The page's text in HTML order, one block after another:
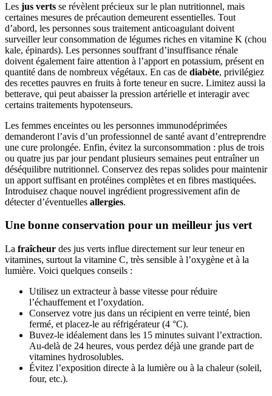
Les jus verts se révèlent précieux sur le plan nutritionnel, mais
certaines mesures de précaution demeurent essentielles. Tout
d’abord, les personnes sous traitement anticoagulant doivent
surveiller leur consommation de légumes riches en vitamine K (chou
kale, épinards). Les personnes souffrant d’insuffisance rénale
doivent également faire attention à l’apport en potassium, présent en
quantité dans de nombreux végétaux. En cas de diabète, privilégiez
des recettes pauvres en fruits à forte teneur en sucre. Limitez aussi la
betterave, qui peut abaisser la pression artérielle et interagir avec
certains traitements hypotenseurs.
Les femmes enceintes ou les personnes immunodéprimées
demanderont l’avis d’un professionnel de santé avant d’entreprendre
une cure prolongée. Enfin, évitez la surconsommation : plus de trois
ou quatre jus par jour pendant plusieurs semaines peut entraîner un
déséquilibre nutritionnel. Conservez des repas solides pour maintenir
un apport suffisant en protéines complètes et en fibres mastiquées.
Introduisez chaque nouvel ingrédient progressivement afin de
détecter d’éventuelles allergies.
Une bonne conservation pour un meilleur jus vert
La fraîcheur des jus verts influe directement sur leur teneur en
vitamines, surtout la vitamine C, très sensible à l’oxygène et à la
lumière. Voici quelques conseils :
Utilisez un extracteur à basse vitesse pour réduire
l’échauffement et l’oxydation.
Conservez votre jus dans un récipient en verre teinté, bien
fermé, et placez-le au réfrigérateur (4 °C).
Buvez-le idéalement dans les 15 minutes suivant l’extraction.
Au-delà de 24 heures, vous perdez déjà une grande part de
vitamines hydrosolubles.
Évitez l’exposition directe à la lumière ou à la chaleur (soleil,
four, etc.).